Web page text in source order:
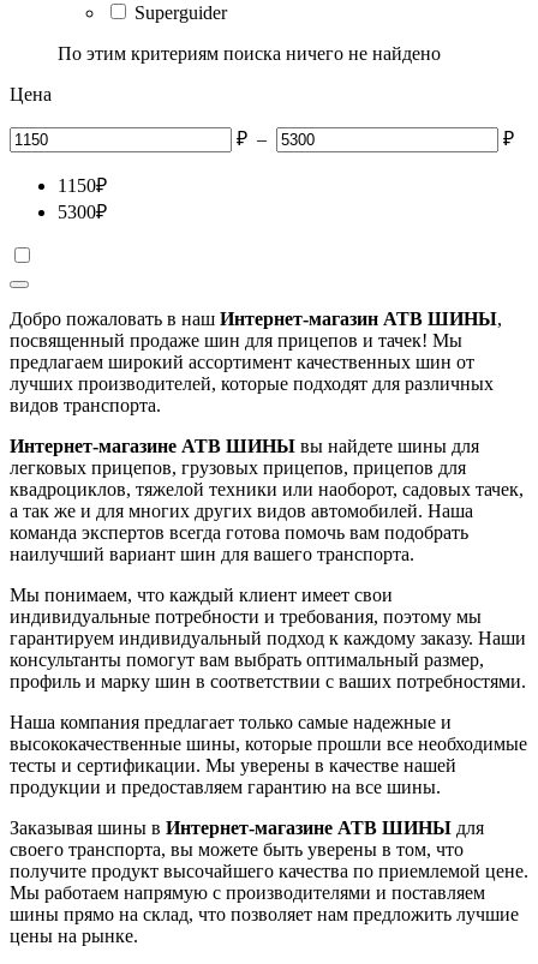
Superguider
По этим критериям поиска ничего не найдено
Цена
₽ – ₽
1150₽
5300₽
Добро пожаловать в наш Интернет-магазин АТВ ШИНЫ,
посвященный продаже шин для прицепов и тачек! Мы
предлагаем широкий ассортимент качественных шин от
лучших производителей, которые подходят для различных
видов транспорта.
Интернет-магазине АТВ ШИНЫ вы найдете шины для
легковых прицепов, грузовых прицепов, прицепов для
квадроциклов, тяжелой техники или наоборот, садовых тачек,
а так же и для многих других видов автомобилей. Наша
команда экспертов всегда готова помочь вам подобрать
наилучший вариант шин для вашего транспорта.
Мы понимаем, что каждый клиент имеет свои
индивидуальные потребности и требования, поэтому мы
гарантируем индивидуальный подход к каждому заказу. Наши
консультанты помогут вам выбрать оптимальный размер,
профиль и марку шин в соответствии с ваших потребностями.
Наша компания предлагает только самые надежные и
высококачественные шины, которые прошли все необходимые
тесты и сертификации. Мы уверены в качестве нашей
продукции и предоставляем гарантию на все шины.
Заказывая шины в Интернет-магазине АТВ ШИНЫ для
своего транспорта, вы можете быть уверены в том, что
получите продукт высочайшего качества по приемлемой цене.
Мы работаем напрямую с производителями и поставляем
шины прямо на склад, что позволяет нам предложить лучшие
цены на рынке.